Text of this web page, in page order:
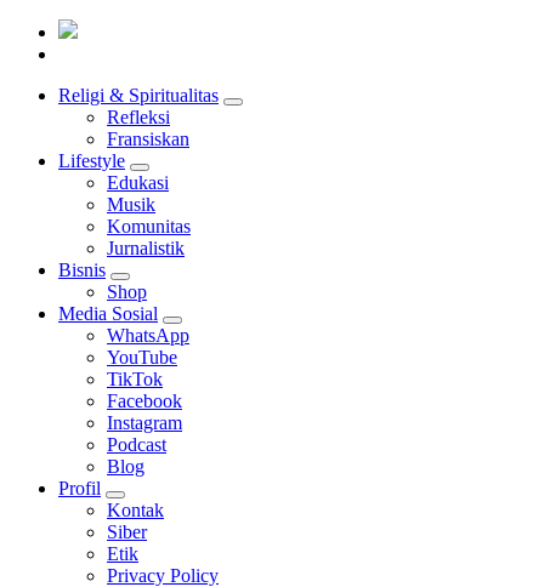
HATI YANG BERTELINGA
Mendengar dengan Cinta
Religi & Spiritualitas
Refleksi
Fransiskan
Lifestyle
Edukasi
Musik
Komunitas
Jurnalistik
Bisnis
Shop
Media Sosial
WhatsApp
YouTube
TikTok
Facebook
Instagram
Podcast
Blog
Profil
Kontak
Siber
Etik
Privacy Policy